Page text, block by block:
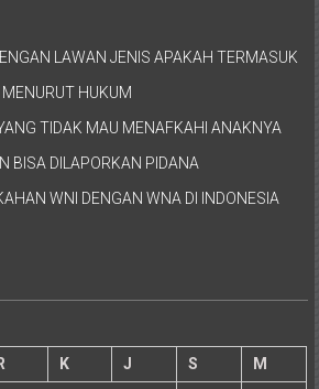
LAWAN JENIS APAKAH TERMASUK
HUKUM
TIDAK MAU MENAFKAHI ANAKNYA
BISA DILAPORKAN PIDANA
WNI DENGAN WNA DI INDONESIA
R K J S
M